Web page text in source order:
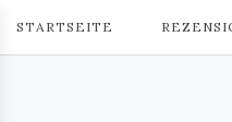
STARTSEITE